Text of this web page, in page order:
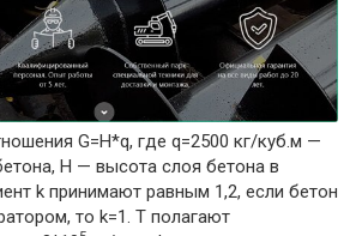
G=H*q, где q=2500 кг/куб.м —
H — высота слоя бетона в
k принимают равным 1,2, если бетон
то k=1. Т полагают